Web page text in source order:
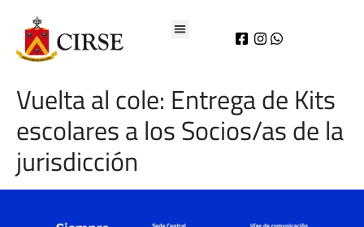
Vuelta al cole: Entrega de Kits
escolares a los Socios/as de la
jurisdicción